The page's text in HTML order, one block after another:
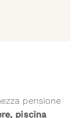
pensione
piscina